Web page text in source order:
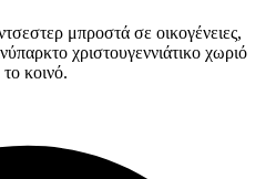
μπροστά σε οικογένειες,
χριστουγεννιάτικο χωριό
κοινό.